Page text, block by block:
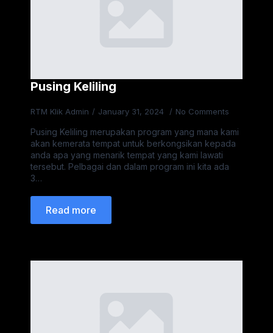
Pusing Keliling
RTM Klik Admin January 31, 2024 No Comments
Pusing Keliling merupakan program yang mana kami
akan kemerata tempat untuk berkongsikan kepada
anda apa yang menarik tempat yang kami lawati
tersebut. Pelbagai dan dalam program ini kita ada
3…
Read more